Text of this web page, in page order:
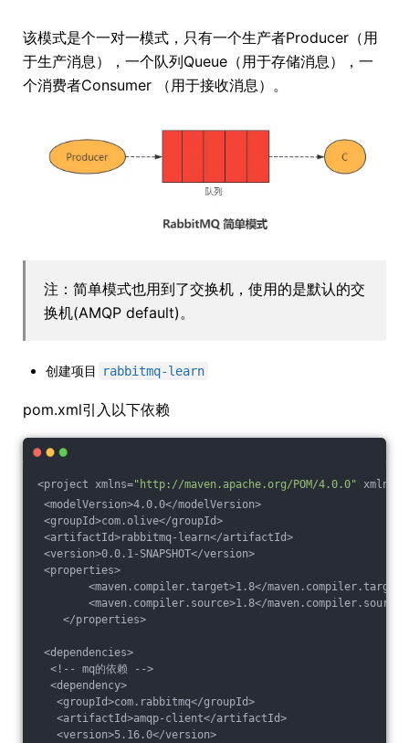
该模式是个一对一模式，只有一个生产者Producer（用
于生产消息），一个队列Queue（用于存储消息），一
个消费者Consumer （用于接收消息）。
注：简单模式也用到了交换机，使用的是默认的交
换机(AMQP default)。
创建项目 rabbitmq-learn
pom.xml引入以下依赖
<project xmlns="http://maven.apache.org/POM/4.0.0"
<modelVersion>4.0.0</modelVersion>
<groupId>com.olive</groupId>
<artifactId>rabbitmq-learn</artifactId>
<version>0.0.1-SNAPSHOT</version>
<properties>
<maven.compiler.target>1.8</maven.compiler.target>
<maven.compiler.source>1.8</maven.compiler.source>
</properties>
<dependencies>
<!-- mq的依赖 -->
<dependency>
<groupId>com.rabbitmq</groupId>
<artifactId>amqp-client</artifactId>
<version>5.16.0</version>